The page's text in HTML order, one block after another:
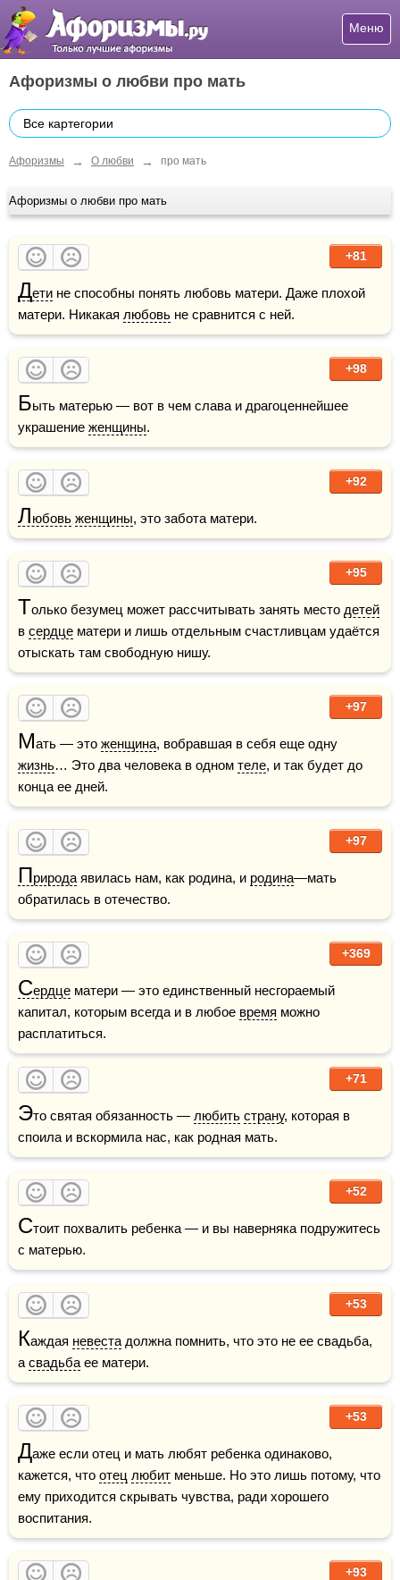
Меню
Афоризмы о любви про мать
Все картегории
Афоризмы → О любви → про мать
Афоризмы о любви про мать
+81
Дети не способны понять любовь матери. Даже плохой
матери. Никакая любовь не сравнится с ней.
+98
Быть матерью — вот в чем слава и драгоценнейшее
украшение женщины.
+92
Любовь женщины, это забота матери.
+95
Только безумец может рассчитывать занять место детей
в сердце матери и лишь отдельным счастливцам удаётся
отыскать там свободную нишу.
+97
Мать — это женщина
жизнь… Это два человека в одном теле, и так будет до
конца ее дней.
+97
Природа явилась нам, как родина, и родина—мать
обратилась в отечество.
+369
Сердце матери — это единственный несгораемый
капитал, которым всегда и в любое время можно
расплатиться.
+71
Это святая обязанность — любить страну, которая в
споила и вскормила нас, как родная мать.
+52
Стоит похвалить ребенка — и вы наверняка подружитесь
с матерью.
+53
Каждая невеста должна помнить, что это не ее свадьба,
а свадьба ее матери.
+53
Даже если отец и мать любят ребенка одинаково,
кажется, что отец любит меньше. Но это лишь потому, что
ему приходится скрывать чувства, ради хорошего
воспитания.
+93